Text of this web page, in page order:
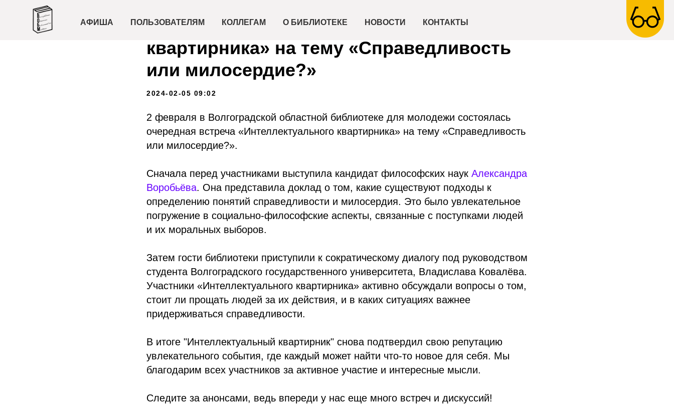
АФИША ПОЛЬЗОВАТЕЛЯМ КОЛЛЕГАМ О БИБЛИОТЕКЕ НОВОСТИ КОНТАКТЫ
Встреча «Интеллектуального
квартирника» на тему «Справедливость
или милосердие?»
2024-02-05 09:02
2 февраля в Волгоградской областной библиотеке для молодежи состоялась
очередная встреча «Интеллектуального квартирника» на тему «Справедливость
или милосердие?».
Сначала перед участниками выступила кандидат философских наук Александра
Воробьёва. Она представила доклад о том, какие существуют подходы к
определению понятий справедливости и милосердия. Это было увлекательное
погружение в социально-философские аспекты, связанные с поступками людей
и их моральных выборов.
Затем гости библиотеки приступили к сократическому диалогу под руководством
студента Волгоградского государственного университета, Владислава Ковалёва.
Участники «Интеллектуального квартирника» активно обсуждали вопросы о том,
стоит ли прощать людей за их действия, и в каких ситуациях важнее
придерживаться справедливости.
В итоге "Интеллектуальный квартирник" снова подтвердил свою репутацию
увлекательного события, где каждый может найти что-то новое для себя. Мы
благодарим всех участников за активное участие и интересные мысли.
Следите за анонсами, ведь впереди у нас еще много встреч и дискуссий!